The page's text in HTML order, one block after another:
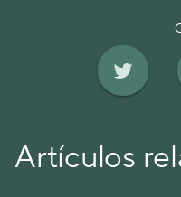
Artículos